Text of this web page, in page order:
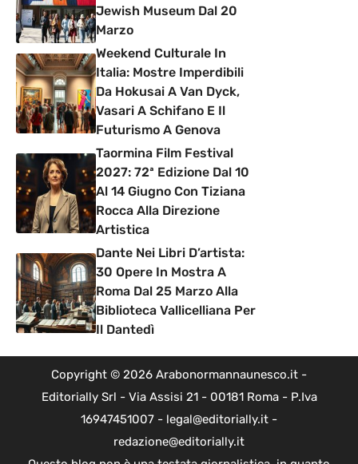
Jewish Museum Dal 20
Marzo
Weekend Culturale In
Italia: Mostre Imperdibili
Da Hokusai A Van Dyck,
Vasari A Schifano E Il
Futurismo A Genova
Taormina Film Festival
2027: 72ª Edizione Dal 10
Al 14 Giugno Con Tiziana
Rocca Alla Direzione
Artistica
Dante Nei Libri D’artista:
30 Opere In Mostra A
Roma Dal 25 Marzo Alla
Biblioteca Vallicelliana Per
Il Dantedì
Copyright © 2026 Arabonormannaunesco.it -
Editorially Srl - Via Assisi 21 - 00181 Roma - P.Iva
16947451007 - legal@editorially.it -
redazione@editorially.it